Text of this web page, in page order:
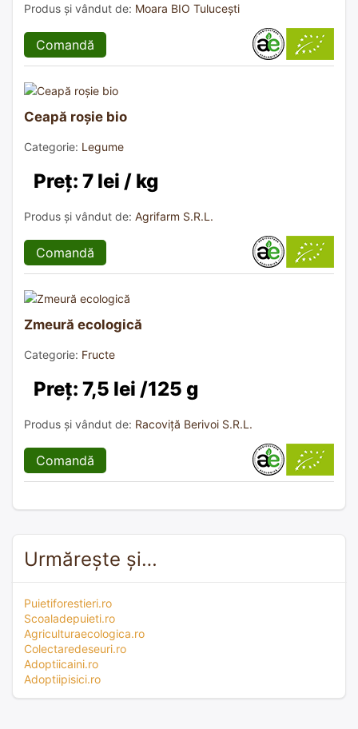
Produs și vândut de: Moara BIO Tulucești
Comandă
Ceapă roșie bio
Categorie: Legume
Preț: 7 lei / kg
Produs și vândut de: Agrifarm S.R.L.
Comandă
Zmeură ecologică
Categorie: Fructe
Preț: 7,5 lei /125 g
Produs și vândut de: Racoviță Berivoi S.R.L.
Comandă
Urmărește și…
Puietiforestieri.ro
Scoaladepuieti.ro
Agriculturaecologica.ro
Colectaredeseuri.ro
Adoptiicaini.ro
Adoptiipisici.ro